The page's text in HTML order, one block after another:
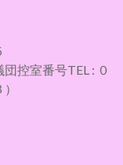
控室番号TEL : ０